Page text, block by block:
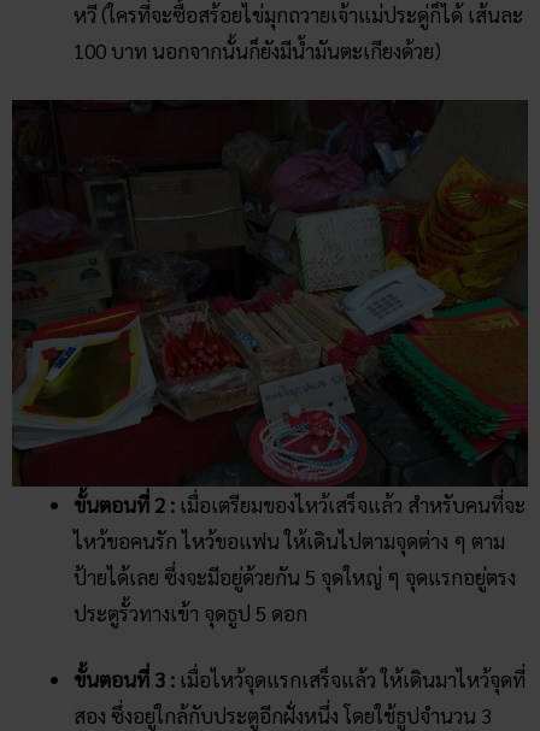
หวี (ใครที่จะซื้อสร้อยไข่มุกถวายเจ้าแม่ประดู่ก็ได้ เส้นละ
100 บาท นอกจากนั้นก็ยังมีน้ำมันตะเกียงด้วย)
ขั้นตอนที่ 2 : เมื่อเตรียมของไหว้เสร็จแล้ว สำหรับคนที่จะ
ไหว้ขอคนรัก ไหว้ขอแฟน ให้เดินไปตามจุดต่าง ๆ ตาม
ป้ายได้เลย ซึ่งจะมีอยู่ด้วยกัน 5 จุดใหญ่ ๆ จุดแรกอยู่ตรง
ประตูรั้วทางเข้า จุดธูป 5 ดอก
ขั้นตอนที่ 3 : เมื่อไหว้จุดแรกเสร็จแล้ว ให้เดินมาไหว้จุดที่
สอง ซึ่งอยู่ใกล้กับประตูอีกฝั่งหนึ่ง โดยใช้ธูปจำนวน 3